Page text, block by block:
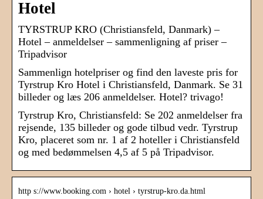
Hotel
TYRSTRUP KRO (Christiansfeld, Danmark) –
Hotel – anmeldelser – sammenligning af priser –
Tripadvisor
Sammenlign hotelpriser og find den laveste pris for
Tyrstrup Kro Hotel i Christiansfeld, Danmark. Se 31
billeder og læs 206 anmeldelser. Hotel? trivago!
Tyrstrup Kro, Christiansfeld: Se 202 anmeldelser fra
rejsende, 135 billeder og gode tilbud vedr. Tyrstrup
Kro, placeret som nr. 1 af 2 hoteller i Christiansfeld
og med bedømmelsen 4,5 af 5 på Tripadvisor.
http s://www.booking.com › hotel › tyrstrup-kro.da.html